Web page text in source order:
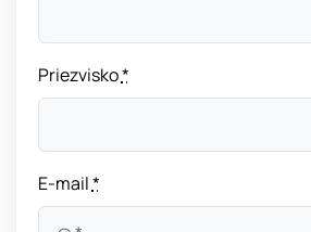
Priezvisko*
E-mail*